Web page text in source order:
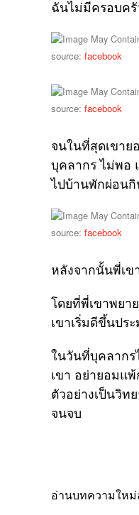
ฉันไม่มีครอบครั
source: facebook
source: facebook
จนในที่สุดเขาย
บุคลากร ไม่พอ
ไปบ้านพักผ่อน
source: facebook
หลังจากนั้นพี่เข
โดยที่พี่เขาพยา
เขาเริ่มดีขึ้นปร
ในวันที่บุคลากร
เขา อย่ายอมแ
ตัวอย่างเป็นวิ
จนจบ
อ่านบทความใหม่